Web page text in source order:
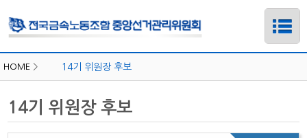
HOME > 14기 위원장 후보
14기 위원장 후보